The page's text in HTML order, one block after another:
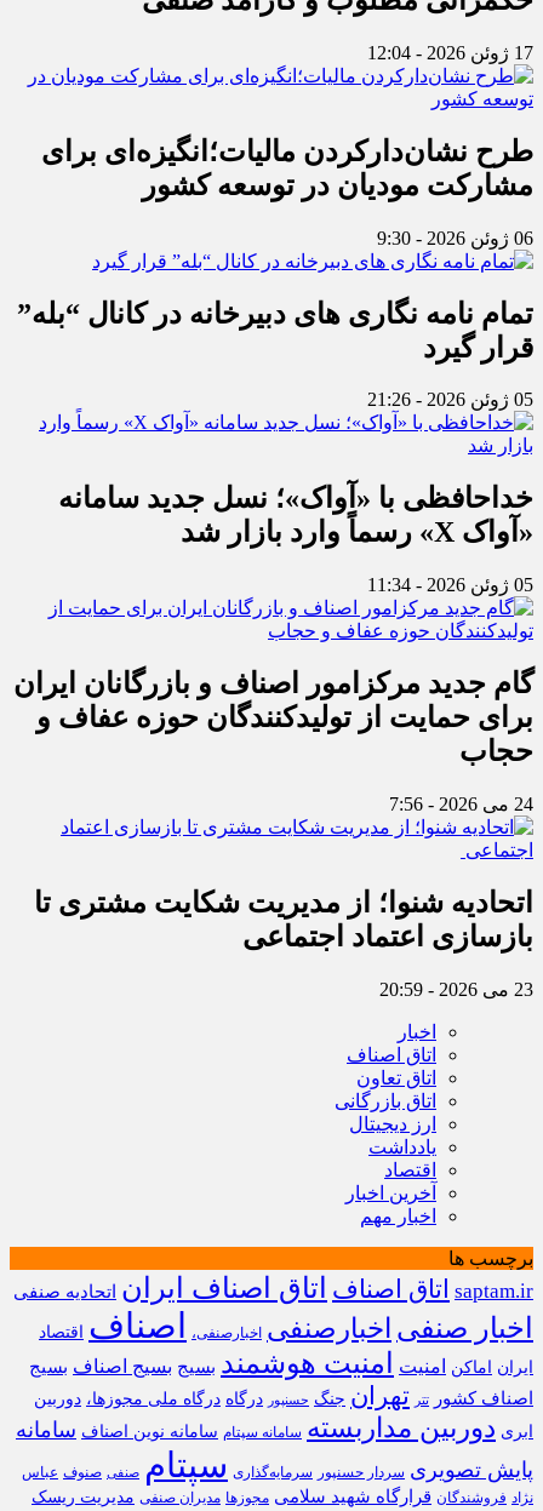
17 ژوئن 2026 - 12:04
طرح نشان‌دارکردن مالیات؛انگیزه‌ای برای
مشارکت مودیان در توسعه کشور
06 ژوئن 2026 - 9:30
تمام نامه نگاری های دبیرخانه در کانال “بله”
قرار گیرد
05 ژوئن 2026 - 21:26
خداحافظی با «آواک»؛ نسل جدید سامانه
«آواک X» رسماً وارد بازار شد
05 ژوئن 2026 - 11:34
گام جدید مرکزامور اصناف و بازرگانان ایران
برای حمایت از تولیدکنندگان حوزه عفاف و
حجاب
24 می 2026 - 7:56
اتحادیه شنوا؛ از مدیریت شکایت مشتری تا
بازسازی اعتماد اجتماعی ‌
23 می 2026 - 20:59
اخبار
اتاق اصناف
اتاق تعاون
اتاق بازرگانی
ارز دیجیتال
یادداشت
اقتصاد
آخرین اخبار
اخبار مهم
برچسب ها
saptam.ir اتاق اصناف اتاق اصناف ایران اتحادیه صنفی
اخبار صنفی اخبارصنفی اخبارصنفی، اصناف
اقتصاد
ایران
اماکن امنیت امنیت هوشمند بسیج بسیج اصناف بسیج
اصناف کشور
تتر تهران جنگ حسنپور درگاه درگاه ملی مجوزها، دوربین
ابری دوربین مداربسته سامانه سپتام سامانه نوین اصناف سامانه
پایش تصویری سردار حسنپور سرمایه‌گذاری سپتام صنفی صنوف عباس
نژاد فروشندگان قرارگاه شهید سلامی مجوزها مدیران صنفی مدیریت ریسک